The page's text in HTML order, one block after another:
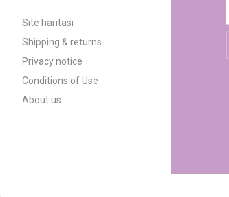
Site haritası
Shipping & returns
Privacy notice
Conditions of Use
About us